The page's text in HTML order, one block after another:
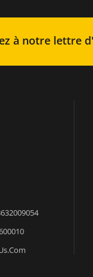
à notre lettre